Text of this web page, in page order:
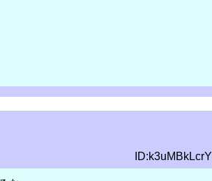
ID:k3uMBkLcrY